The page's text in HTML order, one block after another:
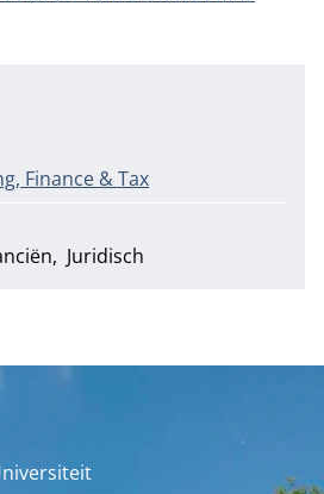
Finance & Tax
Juridisch